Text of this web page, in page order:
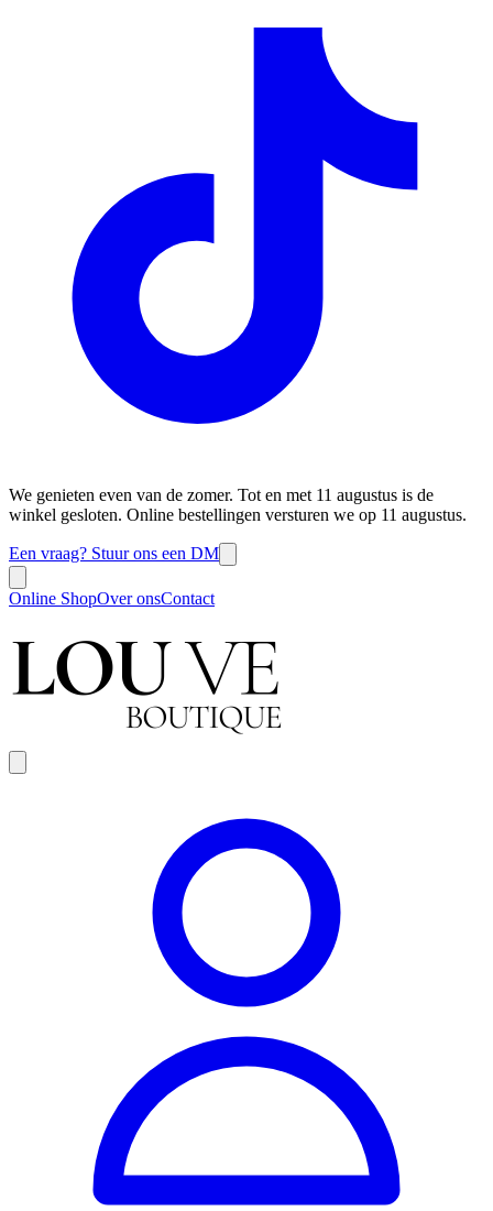
We genieten even van de zomer. Tot en met 11 augustus is de
winkel gesloten. Online bestellingen versturen we op 11 augustus.
Een vraag? Stuur ons een DM
Online ShopOver onsContact